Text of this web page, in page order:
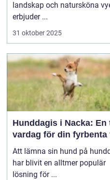
landskap och natursköna
erbjuder ...
31 oktober 2025
Hunddagis i Nacka: En
vardag för din fyrbenta
Att lämna sin hund på
har blivit en alltmer populär
lösning för ...